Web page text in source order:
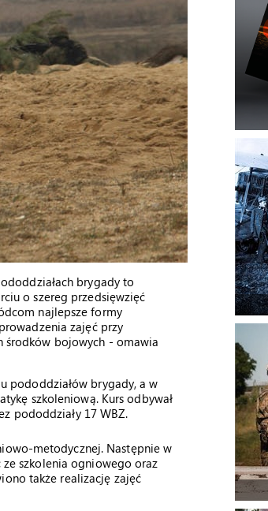
brygady to
o szereg przedsięwzięć
najlepsze formy
zajęć przy
środków bojowych - omawia
pododdziałów brygady, a w
szkoleniową. Kurs odbywał
pododdziały 17 WBZ.
metodycznej. Następnie w
szkolenia ogniowego oraz
także realizację zajęć